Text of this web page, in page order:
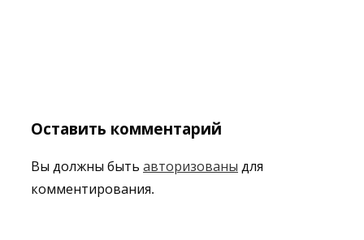
Оставить комментарий
Вы должны быть авторизованы для
комментирования.